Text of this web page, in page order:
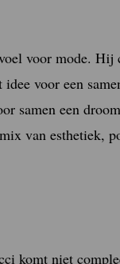
voor mode.
voor een
samen een
van esthetiek,
komt niet